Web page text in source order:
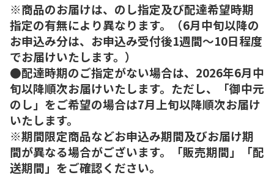
※商品のお届けは、のし指定及び配達希望時期
指定の有無により異なります。（6月中旬以降の
お申込み分は、お申込み受付後1週間～10日程度
でお届けいたします。）
●配達時期のご指定がない場合は、2026年6月中
旬以降順次お届けいたします。ただし、「御中元
のし」をご希望の場合は7月上旬以降順次お届け
いたします。
※期間限定商品などお申込み期間及びお届け期
間が異なる場合がございます。「販売期間」「配
送期間」をご確認ください。